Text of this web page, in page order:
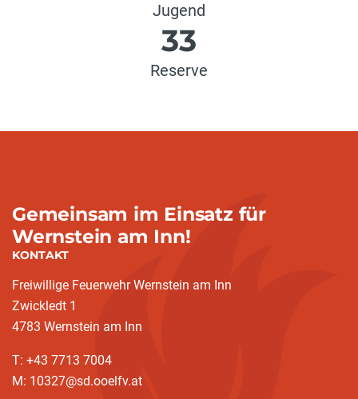
Jugend
33
Reserve
Gemeinsam im Einsatz für
Wernstein am Inn!
KONTAKT
Freiwillige Feuerwehr Wernstein am Inn
Zwickledt 1
4783 Wernstein am Inn
T: +43 7713 7004
M: 10327@sd.ooelfv.at